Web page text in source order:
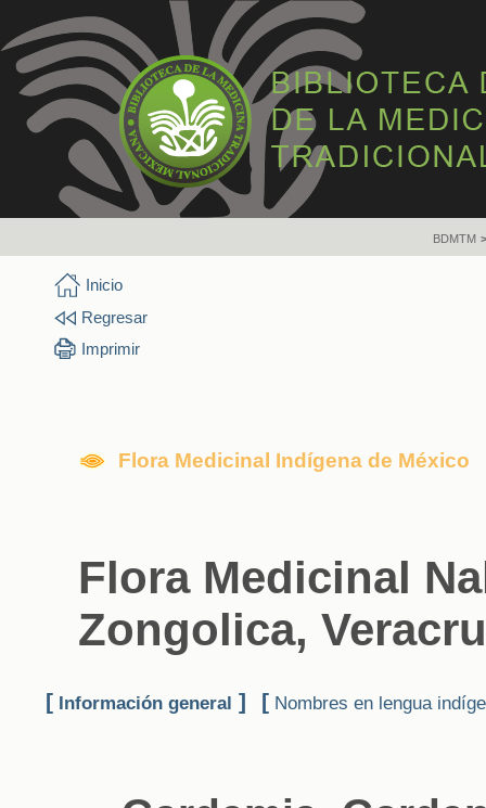
BDMTM
Inicio
Regresar
Imprimir
Flora Medicinal Indígena de México
Flora Medicinal
Zongolica,
[ Información general ] [ Nombres en lengua